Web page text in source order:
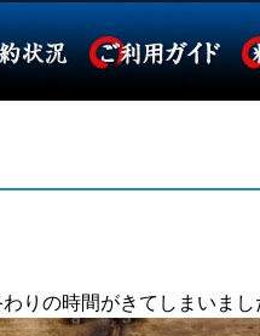
りの時間がきてしまいまし